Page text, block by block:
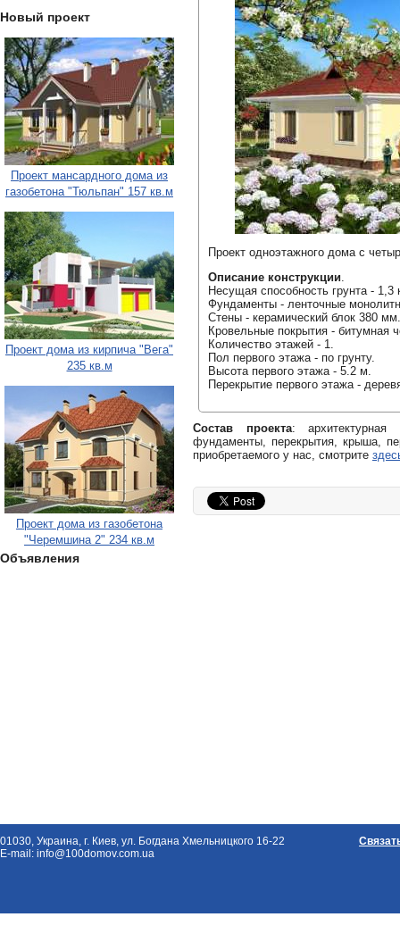
Новый проект
Проект мансардного дома из
газобетона "Тюльпан" 157 кв.м
Проект дома из кирпича "Вега"
235 кв.м
Проект дома из газобетона
"Черемшина 2" 234 кв.м
Объявления
Проект одноэтажного дома с
Описание конструкции.
Несущая способность грунта - 1,3
Фундаменты - ленточные
Стены - керамический блок 380 мм.
Кровельные покрытия - битумная
Количество этажей - 1.
Пол первого этажа - по грунту.
Высота первого этажа - 5.2 м.
Перекрытие первого этажа -
Состав проекта:
фундаменты, перекрытия, крыша,
приобретаемого у нас, смотрите
01030, Украина, г. Киев, ул. Богдана Хмельницкого 16-22
E-mail: info@100domov.com.ua